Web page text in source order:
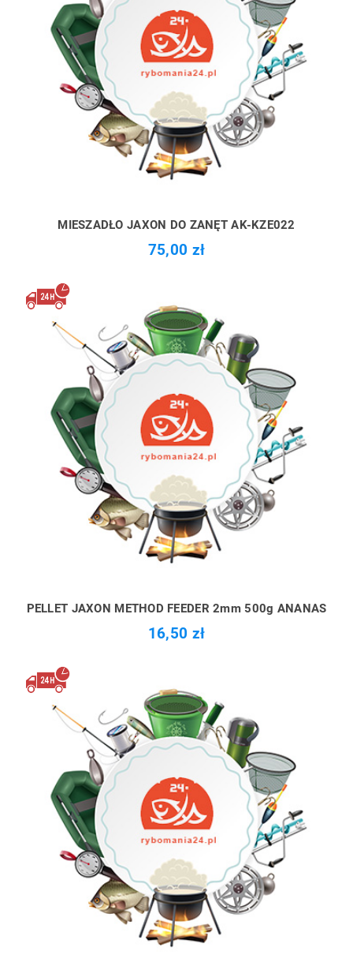
MIESZADŁO JAXON DO ZANĘT AK-KZE022
75,00 zł
PELLET JAXON METHOD FEEDER 2mm 500g ANANAS
16,50 zł